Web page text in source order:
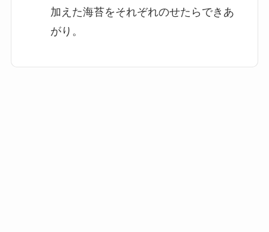
加えた海苔をそれぞれのせたらできあ
がり。